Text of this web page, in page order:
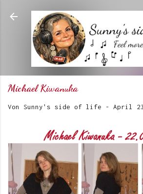
Direkt zum
Michael Kiwanuka
Von Sunny's side of life - April